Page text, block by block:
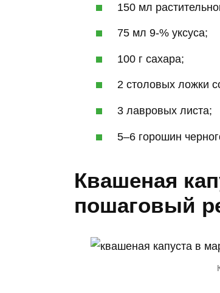
150 мл
75 мл 9-% уксуса;
100 г сахара;
2 столовых ложки
3 лавровых листа;
5–6 горошин
Квашеная
пошаговый